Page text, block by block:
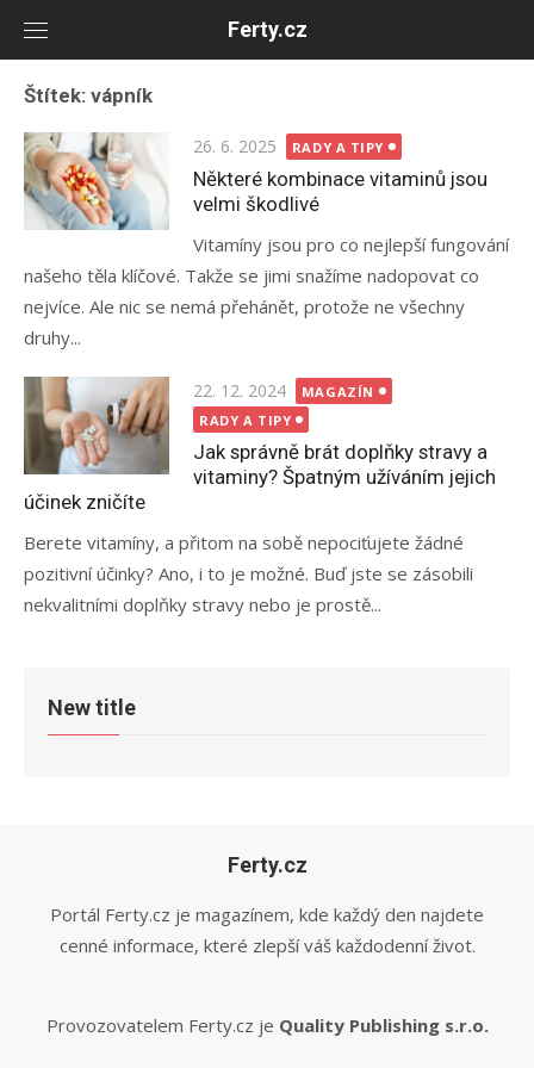
Ferty.cz
Štítek: vápník
Posted
on
26. 6. 2025 RADY A TIPY
Některé kombinace vitaminů jsou
velmi škodlivé
Vitamíny jsou pro co nejlepší fungování
našeho těla klíčové. Takže se jimi snažíme nadopovat co
nejvíce. Ale nic se nemá přehánět, protože ne všechny
druhy...
Posted
on
22. 12. 2024
MAGAZÍN
RADY A TIPY
Jak správně brát doplňky stravy a
vitaminy? Špatným užíváním jejich
účinek zničíte
Berete vitamíny, a přitom na sobě nepociťujete žádné
pozitivní účinky? Ano, i to je možné. Buď jste se zásobili
nekvalitními doplňky stravy nebo je prostě...
New title
Ferty.cz
Portál Ferty.cz je magazínem, kde každý den najdete
cenné informace, které zlepší váš každodenní život.
Provozovatelem Ferty.cz je Quality Publishing s.r.o.